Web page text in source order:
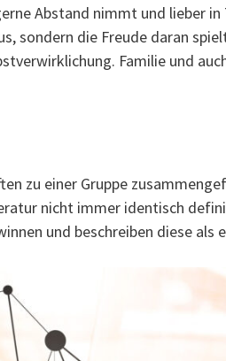
Abstand nimmt und lieber
sondern die Freude daran
Familie und
zu einer Gruppe
nicht immer identisch
und beschreiben diese als